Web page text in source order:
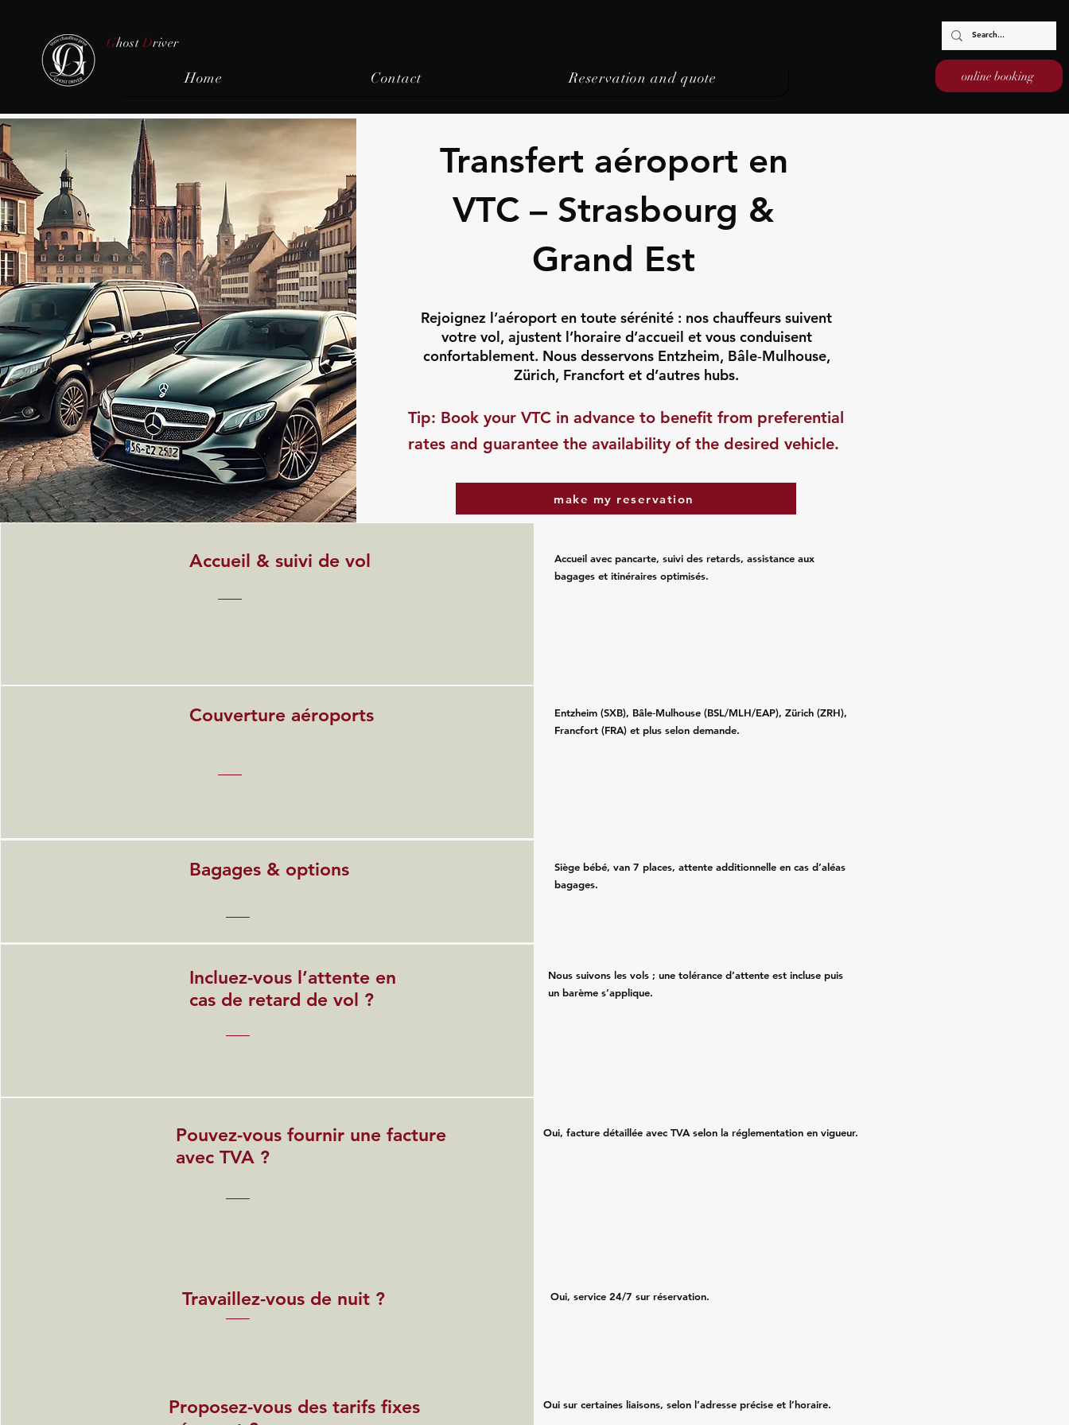
Ghost Driver
Home Contact Reservation and quote online booking
Transfert aéroport en
VTC – Strasbourg &
Grand Est
Rejoignez l’aéroport en toute sérénité : nos chauffeurs suivent
votre vol, ajustent l’horaire d’accueil et vous conduisent
confortablement. Nous desservons Entzheim, Bâle‑Mulhouse,
Zürich, Francfort et d’autres hubs.
​Tip: Book your VTC in advance to benefit from preferential
rates and guarantee the availability of the desired vehicle.
make my reservation
Accueil & suivi de vol
Accueil avec pancarte, suivi des retards, assistance aux
bagages et itinéraires optimisés.
Couverture aéroports
Entzheim (SXB), Bâle‑Mulhouse (BSL/MLH/EAP), Zürich (ZRH),
Francfort (FRA) et plus selon demande.
Bagages & options
Siège bébé, van 7 places, attente additionnelle en cas d’aléas
bagages.
Incluez-vous l’attente en
cas de retard de vol ?
Nous suivons les vols ; une tolérance d’attente est incluse puis
un barème s’applique.
Pouvez-vous fournir une facture
avec TVA ?
Oui, facture détaillée avec TVA selon la réglementation en vigueur.
Travaillez-vous de nuit ? Oui, service 24/7 sur réservation.
Proposez-vous des tarifs fixes
Oui sur certaines liaisons, selon l’adresse précise et l’horaire.